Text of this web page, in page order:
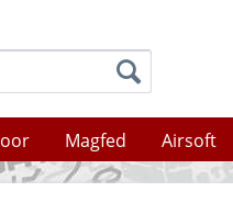
Magfed Airsoft